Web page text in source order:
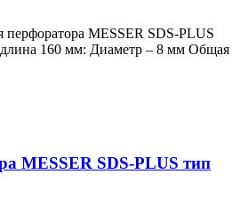
перфоратора MESSER SDS-PLUS
160 мм: Диаметр – 8 мм Общая
MESSER SDS-PLUS тип